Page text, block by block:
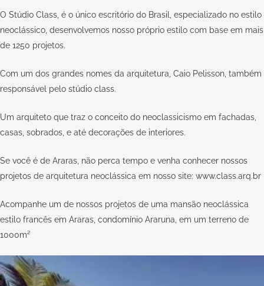
O Stúdio Class, é o único escritório do Brasil, especializado no estilo
neoclássico, desenvolvemos nosso próprio estilo com base em mais
de 1250 projetos.
Com um dos grandes nomes da arquitetura, Caio Pelisson, também
responsável pelo stúdio class.
Um arquiteto que traz o conceito do neoclassicismo em fachadas,
casas, sobrados, e até decorações de interiores.
Se você é de Araras, não perca tempo e venha conhecer nossos
projetos de arquitetura neoclássica em nosso site: www.class.arq.br
Acompanhe um de nossos projetos de uma mansão neoclássica
estilo francês em Araras, condomínio Araruna, em um terreno de
1000m²